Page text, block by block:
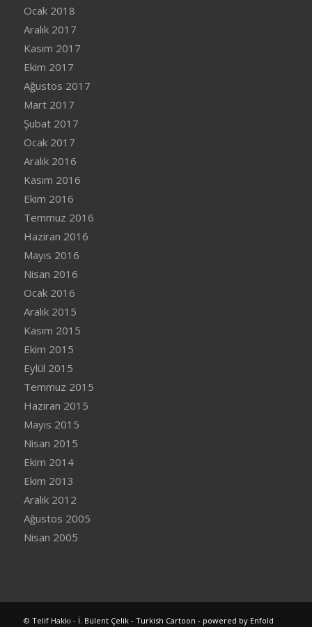
Ocak 2018
Aralık 2017
Kasım 2017
Ekim 2017
Ağustos 2017
Mart 2017
Şubat 2017
Ocak 2017
Aralık 2016
Kasım 2016
Ekim 2016
Temmuz 2016
Haziran 2016
Mayıs 2016
Nisan 2016
Ocak 2016
Aralık 2015
Kasım 2015
Ekim 2015
Eylül 2015
Temmuz 2015
Haziran 2015
Mayıs 2015
Nisan 2015
Ekim 2014
Ekim 2013
Aralık 2012
Ağustos 2005
Nisan 2005
© Telif Hakkı - İ. Bülent Çelik - Turkish Cartoon - powered by Enfold